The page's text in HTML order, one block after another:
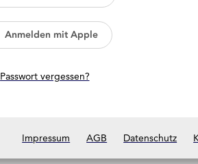
Anmelden mit Apple
Passwort vergessen?
Impressum AGB Datenschutz